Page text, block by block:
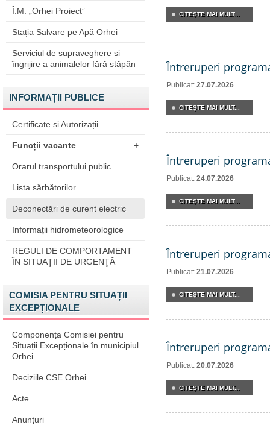
Î.M. „Orhei Proiect”
Stația Salvare pe Apă Orhei
Serviciul de supraveghere și
îngrijire a animalelor fără stăpân
INFORMAȚII PUBLICE
Certificate și Autorizații
Funcții vacante +
Orarul transportului public
Lista sărbătorilor
Deconectări de curent electric
Informații hidrometeorologice
REGULI DE COMPORTAMENT
ÎN SITUAŢII DE URGENŢĂ
COMISIA PENTRU SITUAȚII
EXCEPȚIONALE
Componența Comisiei pentru
Situații Excepționale în municipiul
Orhei
Deciziile CSE Orhei
Acte
Anunțuri
CITEŞTE MAI MULT...
Întreruperi
Publicat: 27.07.2026
CITEŞTE MAI MULT...
Întreruperi
Publicat: 24.07.2026
CITEŞTE MAI MULT...
Întreruperi
Publicat: 21.07.2026
CITEŞTE MAI MULT...
Întreruperi
Publicat: 20.07.2026
CITEŞTE MAI MULT...